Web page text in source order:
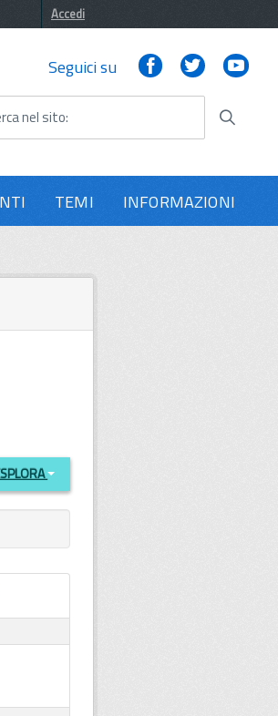
Accedi
Seguici su FacebookTwitter
nel sito
TEMI INFORMAZIONI